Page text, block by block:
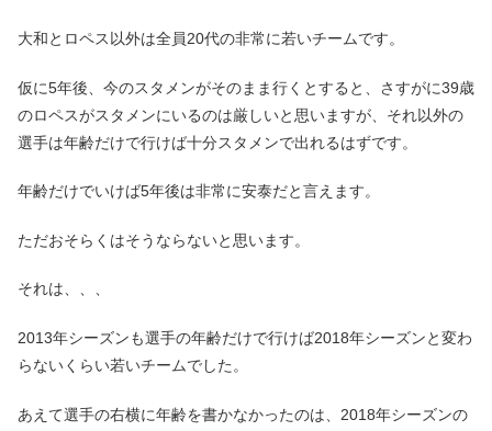
大和とロペス以外は全員20代の非常に若いチームです。
仮に5年後、今のスタメンがそのまま行くとすると、さすがに39歳
のロペスがスタメンにいるのは厳しいと思いますが、それ以外の
選手は年齢だけで行けば十分スタメンで出れるはずです。
年齢だけでいけば5年後は非常に安泰だと言えます。
ただおそらくはそうならないと思います。
それは、、、
2013年シーズンも選手の年齢だけで行けば2018年シーズンと変わ
らないくらい若いチームでした。
あえて選手の右横に年齢を書かなかったのは、2018年シーズンの